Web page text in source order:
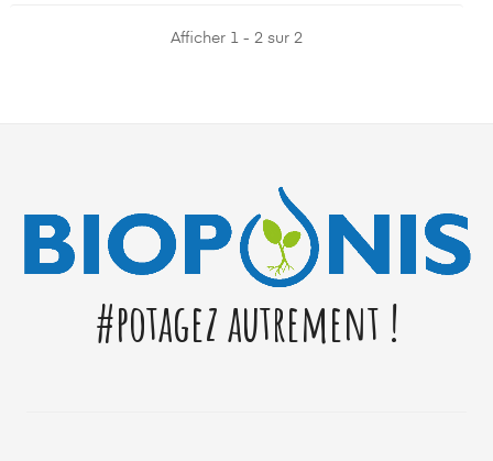
Afficher 1 - 2 sur 2
#potagez autrement !